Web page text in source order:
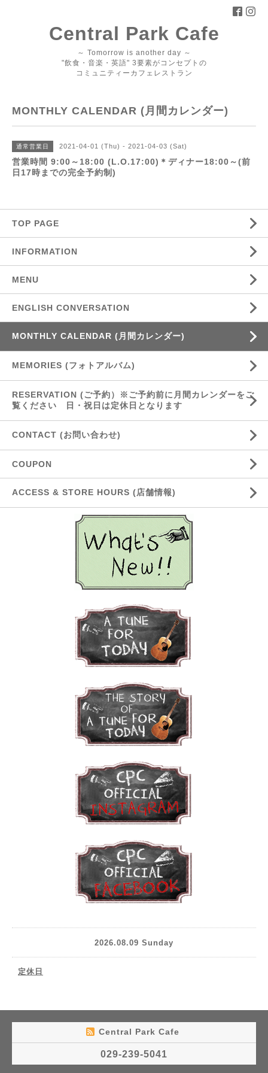
Central Park Cafe
～ Tomorrow is another day ～
"飲食・音楽・英語" 3要素がコンセプトの
コミュニティーカフェレストラン
MONTHLY CALENDAR (月間カレンダー)
通常営業日 2021-04-01 (Thu) - 2021-04-03 (Sat)
営業時間 9:00～18:00 (L.O.17:00)＊ディナー18:00～(前
日17時までの完全予約制)
TOP PAGE
INFORMATION
MENU
ENGLISH CONVERSATION
MONTHLY CALENDAR (月間カレンダー)
MEMORIES (フォトアルバム)
RESERVATION (ご予約）※ご予約前に月間カレンダーをご
覧ください 日・祝日は定休日となります
CONTACT (お問い合わせ)
COUPON
ACCESS & STORE HOURS (店舗情報)
2026.08.09 Sunday
定休日
Central Park Cafe
029-239-5041